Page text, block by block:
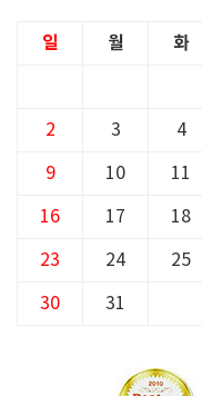
일 월 화
2 3 4
9 10 11
16 17 18
23 24 25
30 31